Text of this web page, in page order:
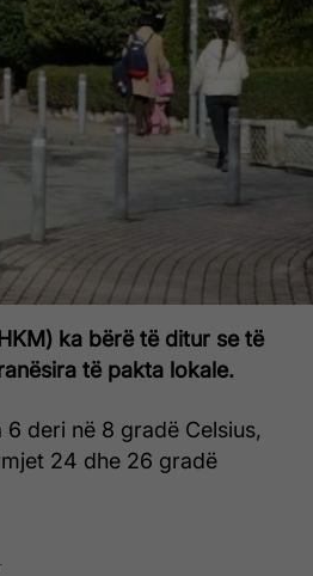
ka bërë të ditur se të
të pakta lokale.
deri në 8 gradë Celsius,
24 dhe 26 gradë